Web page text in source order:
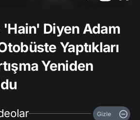
Diyen Adam
Yaptıkları
Yeniden
Gizle